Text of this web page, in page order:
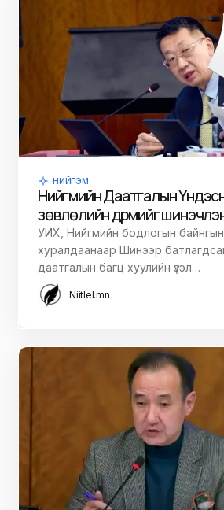
НИЙГЭМ
Нийгмийн Даатгалын
зөвлөлийн дүрмийг
УИХ, Нийгмийн бодлогын
хуралдаанаар Шинээр
даатгалын багц хуулийн үзэл…
Niitlel.mn